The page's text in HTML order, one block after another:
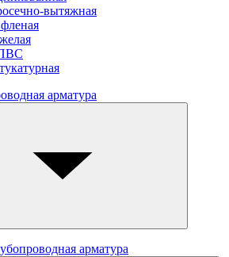
вытяжная
арматура
арматура